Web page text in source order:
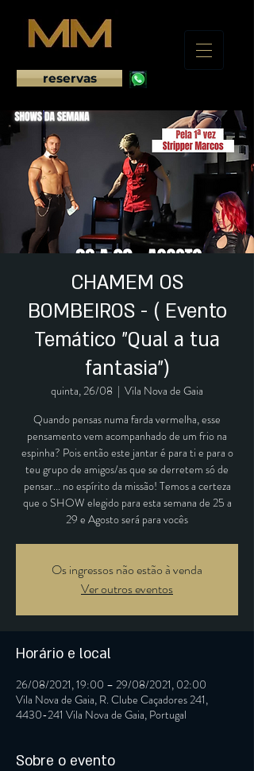
reservas
CHAMEM OS
BOMBEIROS - ( Evento
Temático "Qual a tua
fantasia")
quinta, 26/08
  |
Vila Nova de Gaia
Quando pensas numa farda vermelha, esse
pensamento vem acompanhado de um frio na
espinha? Pois então este jantar é para ti e para o
teu grupo de amigos/as que se derretem só de
pensar... no espírito da missão! Temos a certeza
que o SHOW elegido para esta semana de 25 a
29 e Agosto será para vocês
Os ingressos não estão à venda
Ver outros eventos
Horário e local
26/08/2021, 19:00 – 29/08/2021, 02:00
Vila Nova de Gaia, R. Clube Caçadores 241,
4430-241 Vila Nova de Gaia, Portugal
Sobre o evento